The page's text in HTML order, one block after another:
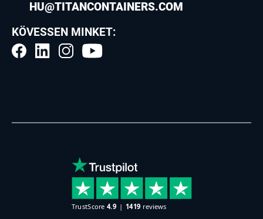
HU@TITANCONTAINERS.COM
KÖVESSEN MINKET: